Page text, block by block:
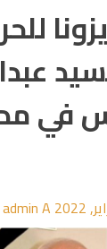
في
admin A